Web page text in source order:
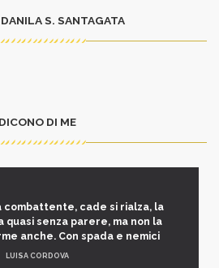
S. SANTAGATA
DICONO DI ME
combattente, cade si rialza, la
quasi senza parere, ma non la
anche. Con spada e nemici
LUISA CORDOVA